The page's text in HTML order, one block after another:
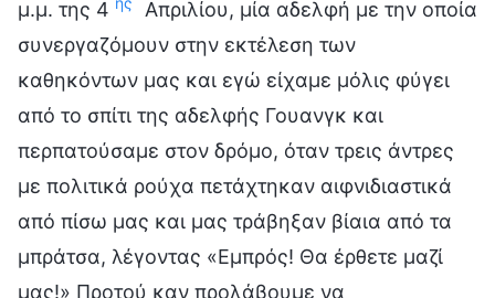
μ.μ. της 4
Απριλίου, μία αδελφή με την οποία
συνεργαζόμουν στην εκτέλεση των
καθηκόντων μας και εγώ είχαμε μόλις φύγει
από το σπίτι της αδελφής Γουανγκ και
περπατούσαμε στον δρόμο, όταν τρεις άντρες
με πολιτικά ρούχα πετάχτηκαν αιφνιδιαστικά
από πίσω μας και μας τράβηξαν βίαια από τα
μπράτσα, λέγοντας «Εμπρός! Θα έρθετε μαζί
μας!» Προτού καν προλάβουμε να